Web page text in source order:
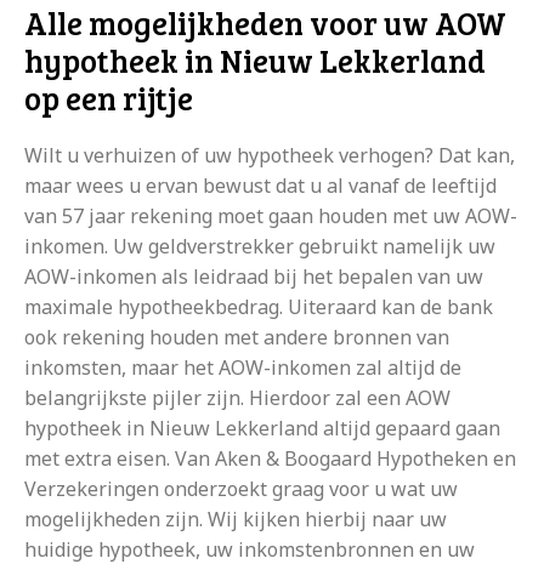
Alle mogelijkheden voor uw AOW
hypotheek in Nieuw Lekkerland
op een rijtje
Wilt u verhuizen of uw hypotheek verhogen? Dat kan,
maar wees u ervan bewust dat u al vanaf de leeftijd
van 57 jaar rekening moet gaan houden met uw AOW-
inkomen. Uw geldverstrekker gebruikt namelijk uw
AOW-inkomen als leidraad bij het bepalen van uw
maximale hypotheekbedrag. Uiteraard kan de bank
ook rekening houden met andere bronnen van
inkomsten, maar het AOW-inkomen zal altijd de
belangrijkste pijler zijn. Hierdoor zal een AOW
hypotheek in Nieuw Lekkerland altijd gepaard gaan
met extra eisen. Van Aken & Boogaard Hypotheken en
Verzekeringen onderzoekt graag voor u wat uw
mogelijkheden zijn. Wij kijken hierbij naar uw
huidige hypotheek, uw inkomstenbronnen en uw